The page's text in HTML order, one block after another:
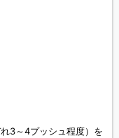
3～4プッシュ程度）を